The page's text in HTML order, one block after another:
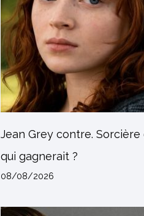
Jean Grey contre. Sorcière
qui gagnerait ?
08/08/2026